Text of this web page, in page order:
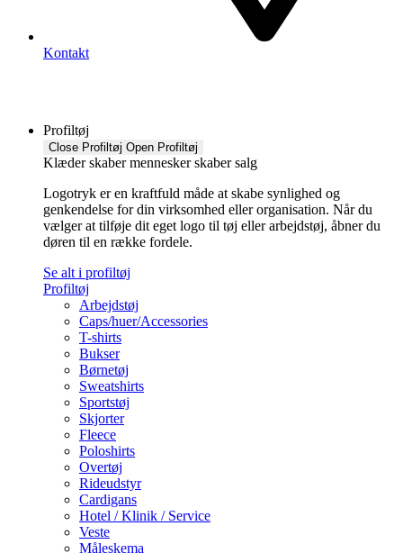
Kontakt
Profiltøj
Close Profiltøj Open Profiltøj
Klæder skaber mennesker skaber salg
Logotryk er en kraftfuld måde at skabe synlighed og
genkendelse for din virksomhed eller organisation. Når du
vælger at tilføje dit eget logo til tøj eller arbejdstøj, åbner du
døren til en række fordele.
Se alt i profiltøj
Profiltøj
Arbejdstøj
Caps/huer/Accessories
T-shirts
Bukser
Børnetøj
Sweatshirts
Sportstøj
Skjorter
Fleece
Poloshirts
Overtøj
Rideudstyr
Cardigans
Hotel / Klinik / Service
Veste
Måleskema